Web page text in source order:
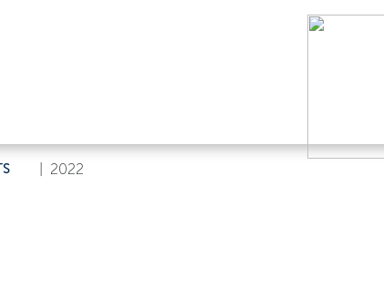
2022